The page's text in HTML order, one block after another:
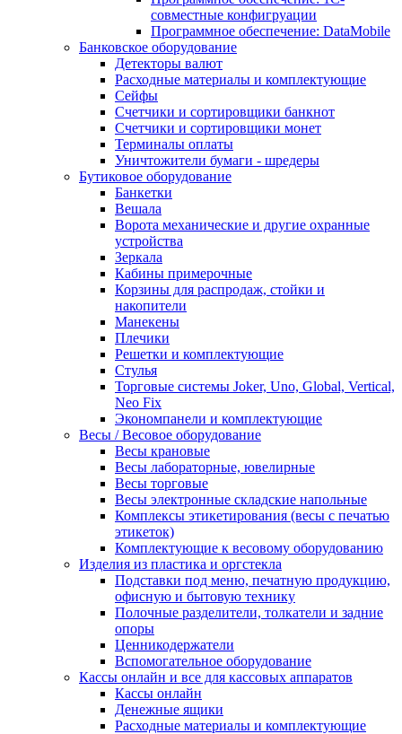
совместные конфигруации
Программное обеспечение: DataMobile
Банковское оборудование
Детекторы валют
Расходные материалы и комплектующие
Сейфы
Счетчики и сортировщики банкнот
Счетчики и сортировщики монет
Терминалы оплаты
Уничтожители бумаги - шредеры
Бутиковое оборудование
Банкетки
Вешала
Ворота механические и другие охранные
устройства
Зеркала
Кабины примерочные
Корзины для распродаж, стойки и
накопители
Манекены
Плечики
Решетки и комплектующие
Стулья
Торговые системы Joker, Uno, Global, Vertical,
Neo Fix
Экономпанели и комплектующие
Весы / Весовое оборудование
Весы крановые
Весы лабораторные, ювелирные
Весы торговые
Весы электронные складские напольные
Комплексы этикетирования (весы с печатью
этикеток)
Комплектующие к весовому оборудованию
Изделия из пластика и оргстекла
Подставки под меню, печатную продукцию,
офисную и бытовую технику
Полочные разделители, толкатели и задние
опоры
Ценникодержатели
Вспомогательное оборудование
Кассы онлайн и все для кассовых аппаратов
Кассы онлайн
Денежные ящики
Расходные материалы и комплектующие